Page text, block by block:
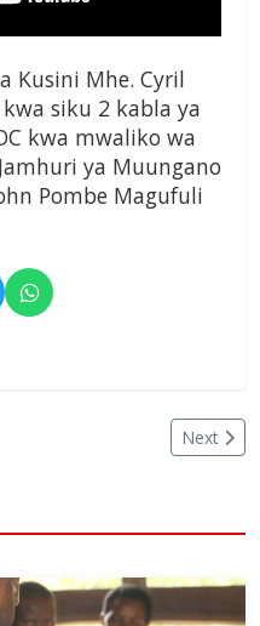
Kusini Mhe. Cyril
siku 2 kabla ya
kwa mwaliko wa
ya Muungano
Pombe Magufuli
Next